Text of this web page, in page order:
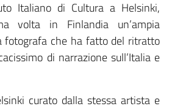
Italiano di Cultura a Helsinki,
volta in Finlandia un’ampia
fotografa che ha fatto del ritratto
di narrazione sull’Italia e
curato dalla stessa artista e